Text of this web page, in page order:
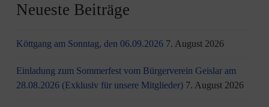
Neueste Beiträge
Köttgang am Sonntag, den 06.09.2026 7. August 2026
Einladung zum Sommerfest vom Bürgerverein Geislar am
28.08.2026 (Exklusiv für unsere Mitglieder) 7. August 2026